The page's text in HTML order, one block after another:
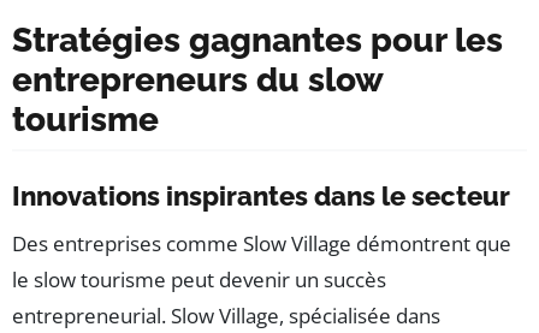
Stratégies gagnantes pour les
entrepreneurs du slow
tourisme
Innovations inspirantes dans le secteur
Des entreprises comme Slow Village démontrent que
le slow tourisme peut devenir un succès
entrepreneurial. Slow Village, spécialisée dans